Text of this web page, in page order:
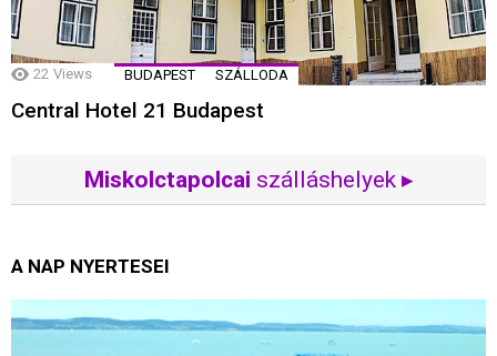
22 Views BUDAPEST SZÁLLODA
Central Hotel 21 Budapest
Miskolctapolcai szálláshelyek ▸
A NAP NYERTESEI